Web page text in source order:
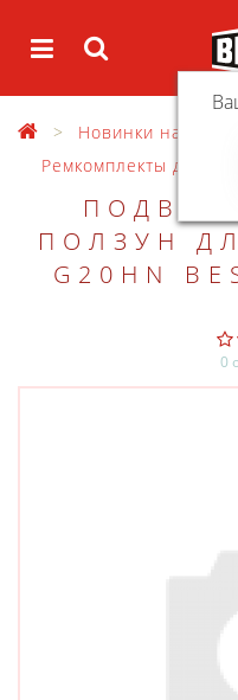
Новинки на сайте
Ремкомплекты для
ПОЛЗУН
G20HN
0